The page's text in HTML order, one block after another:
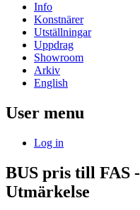
Info
Konstnärer
Utställningar
Uppdrag
Showroom
Arkiv
English
User menu
Log in
BUS pris till FAS
Utmärkelse